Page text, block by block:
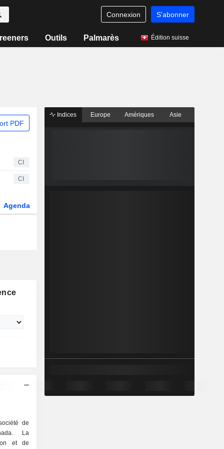
Connexion S'abonner
Outils Palmarès Édition suisse
PDF
CI
CI
Agenda
de
La
et de
Indices Europe Amériques Asie